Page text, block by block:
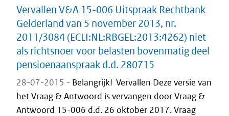
Vervallen V&A 15-006 Uitspraak Rechtbank
Gelderland van 5 november 2013, nr.
2011/3084 (ECLI:NL:RBGEL:2013:4262) niet
als richtsnoer voor belasten bovenmatig deel
pensioenaanspraak d.d. 280715
28-07-2015 - Belangrijk! Vervallen Deze versie van
het Vraag & Antwoord is vervangen door Vraag &
Antwoord 15-006 d.d. 26 oktober 2017. Vraag